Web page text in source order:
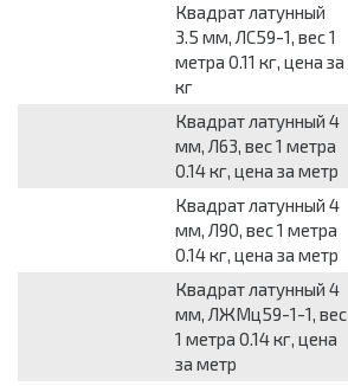
Квадрат латунный
3.5 мм, ЛС59-1, вес 1
метра 0.11 кг, цена за
кг
Квадрат латунный 4
мм, Л63, вес 1 метра
0.14 кг, цена за метр
Квадрат латунный 4
мм, Л90, вес 1 метра
0.14 кг, цена за метр
Квадрат латунный 4
мм, ЛЖМц59-1-1, вес
1 метра 0.14 кг, цена
за метр